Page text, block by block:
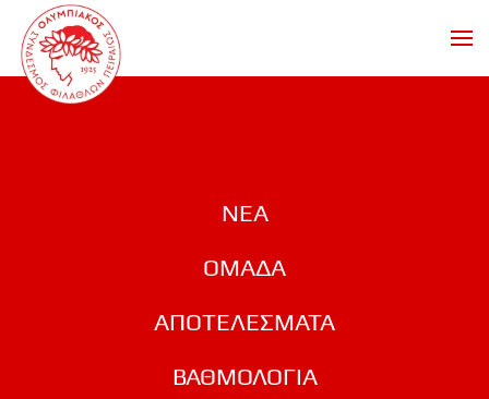
Skip to main content
ΝΕΑ
ΟΜΑΔΑ
ΑΠΟΤΕΛΕΣΜΑΤΑ
ΒΑΘΜΟΛΟΓΙΑ